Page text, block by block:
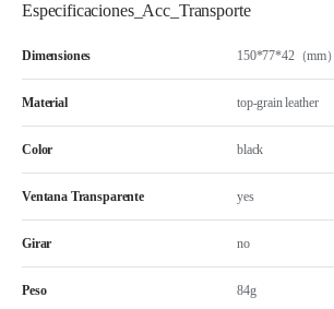
Especificaciones_Acc_Transporte
Dimensiones 150*77*42（mm）
Material top-grain leather
Color black
Ventana Transparente yes
Girar no
Peso 84g